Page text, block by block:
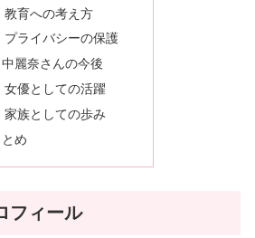
教育への考え方
プライバシーの保護
中麗奈さんの今後
女優としての活躍
家族としての歩み
とめ
フィール